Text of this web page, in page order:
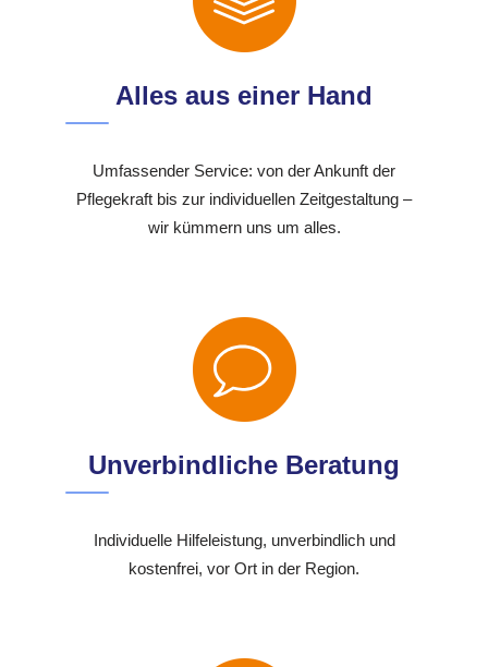
Alles aus einer Hand
Umfassender Service: von der Ankunft der
Pflegekraft bis zur individuellen Zeitgestaltung –
wir kümmern uns um alles.
Unverbindliche Beratung
Individuelle Hilfeleistung, unverbindlich und
kostenfrei, vor Ort in der Region.